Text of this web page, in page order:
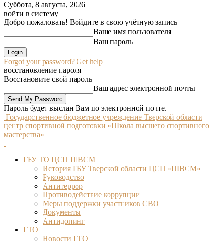
Суббота, 8 августа, 2026
войти в систему
Добро пожаловать! Войдите в свою учётную запись
Ваше имя пользователя
Ваш пароль
Forgot your password? Get help
восстановление пароля
Восстановите свой пароль
Ваш адрес электронной почты
Пароль будет выслан Вам по электронной почте.
Государственное бюджетное учреждение Тверской области
центр спортивной подготовки «Школа высшего спортивного
мастерства»
ГБУ ТО ЦСП ШВСМ
История ГБУ Тверской области ЦСП «ШВСМ»
Руководство
Антитеррор
Противодействие коррупции
Меры поддержки участников СВО
Документы
Антидопинг
ГТО
Новости ГТО